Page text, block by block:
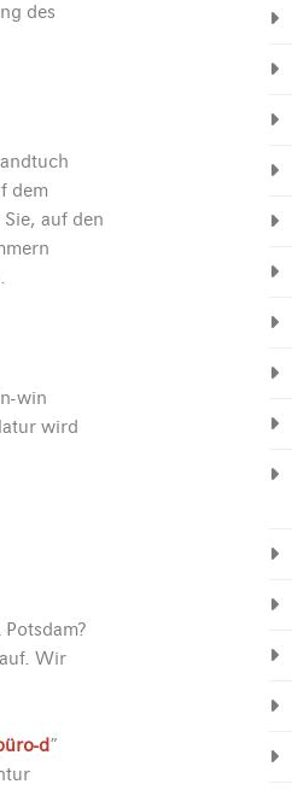
des
dem
auf den
win
wird
auf. Wir
d”